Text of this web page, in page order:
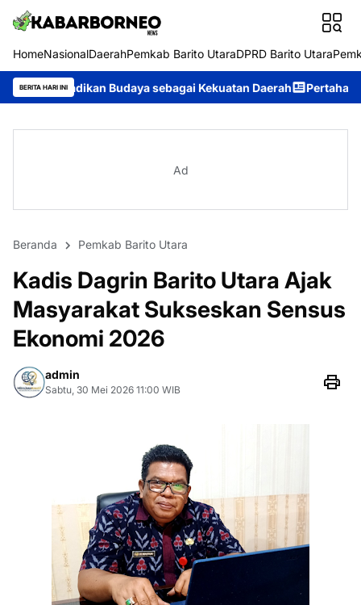
HomeNasionalDaerahPemkab Barito UtaraDPRD Barito Utara
BERITA HARI INIsebagai Kekuatan Daerah Pertahankan Prestasi,
Ad
Beranda Pemkab Barito Utara
Kadis Dagrin Barito Utara Ajak
Masyarakat Sukseskan Sensus
Ekonomi 2026
admin
Sabtu, 30 Mei 2026 11:00 WIB